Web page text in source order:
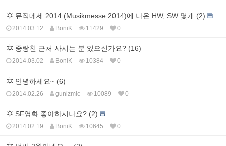
뮤직메세 2014 (Musikmesse 2014)에 나온 HW, SW 몇개 (2)
2014.03.12 BoniK 11429 0
중랑천 근처 사시는 분 있으신가요? (16)
2014.03.02 BoniK 10384 0
안녕하세요~ (6)
2014.02.26 gunizmic 10089 0
SF영화 좋아하시나요? (2)
2014.02.19 BoniK 10645 0